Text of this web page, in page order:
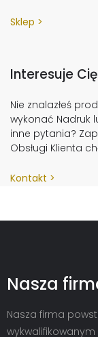
Sklep
Interesuje
Nie znalazłeś
wykonać Nadruk
inne pytania?
Obsługi Klienta
Kontakt
Nasza
Nasza firma